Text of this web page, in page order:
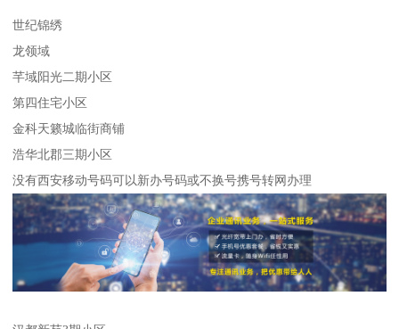
世纪锦绣
龙领域
芊域阳光二期小区
第四住宅小区
金科天籁城临街商铺
浩华北郡三期小区
没有西安移动号码可以新办号码或不换号携号转网办理